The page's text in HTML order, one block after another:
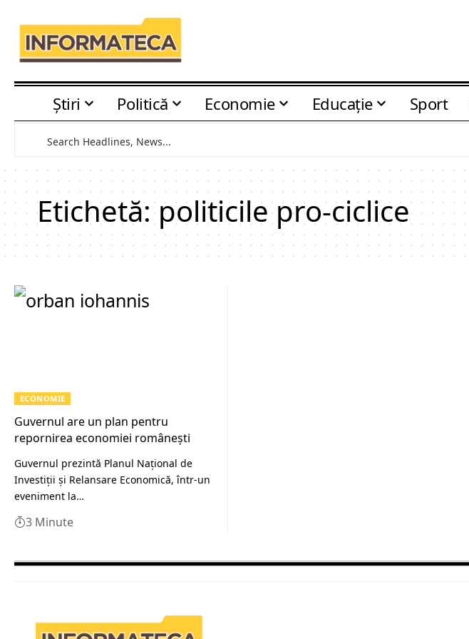
Știri Politică Economie Educaţie Sport
Etichetă:politicile pro-ciclice
ECONOMIE
Guvernul are un plan pentru
repornirea economiei românești
Guvernul prezintă Planul Naţional de
Investiţii şi Relansare Economică, într-un
eveniment la…
3 Minute